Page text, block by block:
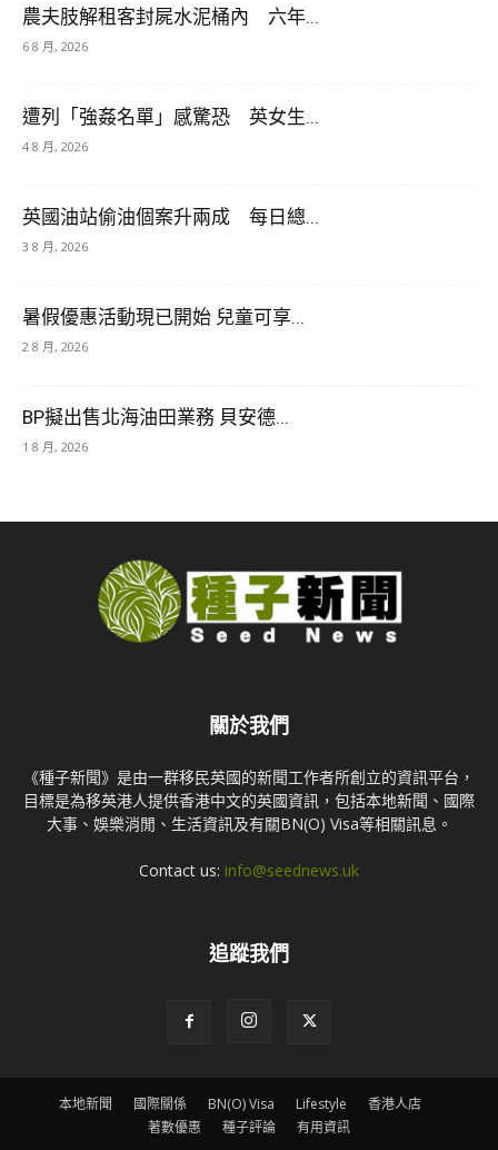
農夫肢解租客封屍水泥桶內 六年...
6 8 月, 2026
遭列「強姦名單」感驚恐 英女生...
4 8 月, 2026
英國油站偷油個案升兩成 每日總...
3 8 月, 2026
暑假優惠活動現已開始 兒童可享...
2 8 月, 2026
BP擬出售北海油田業務 貝安德...
1 8 月, 2026
關於我們
《種子新聞》是由一群移民英國的新聞工作者所創立的資訊平台，
目標是為移英港人提供香港中文的英國資訊，包括本地新聞、國際
大事、娛樂消閒、生活資訊及有關BN(O) Visa等相關訊息。
Contact us: info@seednews.uk
追蹤我們
本地新聞 國際關係 BN(O) Visa Lifestyle
香港人店
著數優惠
種子評論 有用資訊